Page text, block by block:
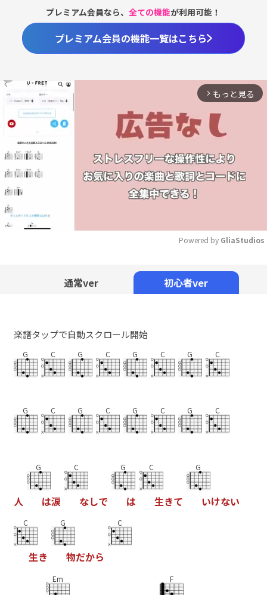
プレミアム会員なら、全ての機能が利用可能！
プレミアム会員の機能一覧はこちら
arrow_forward_ios もっと見る
Powered by GliaStudios
通常ver 初心者ver
楽譜タップで自動スクロール開始
G C G C G C G C
G C G C G C G C
人
G
は涙
C
なしで
G
は
C
生きて
G
いけない
C
生き
G
物だから
C
Em F